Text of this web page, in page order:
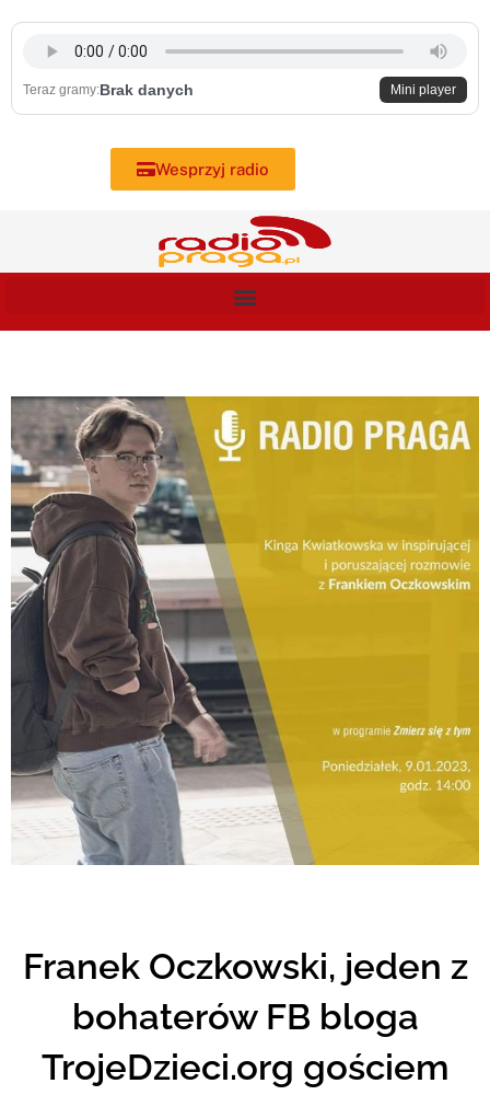
content
Teraz gramy:Brak danych Mini player
Wesprzyj radio
Franek Oczkowski, jeden z
bohaterów FB bloga
TrojeDzieci.org gościem